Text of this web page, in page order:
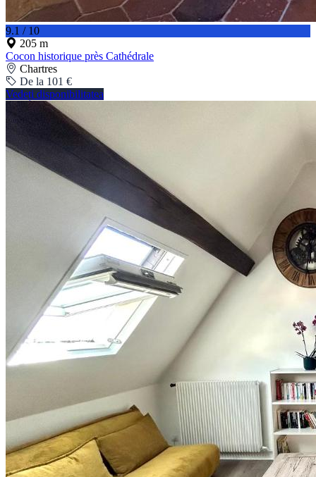
9.1 / 10
205 m
Cocon historique près Cathédrale
Chartres
De la 101 €
Vedeți disponibilitatea